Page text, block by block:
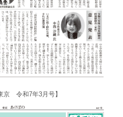
京 令和7年3月号】